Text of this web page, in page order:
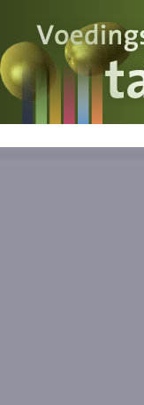
Voedingswaarde
Wat is wat?